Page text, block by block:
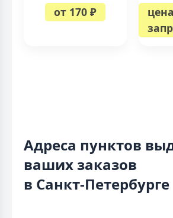
от 170 ₽
Адреса пунктов
ваших заказов
в Санкт-Петербурге